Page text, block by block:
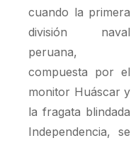
cuando la primera
división naval
peruana,
compuesta por el
monitor Huáscar y
la fragata blindada
Independencia, se